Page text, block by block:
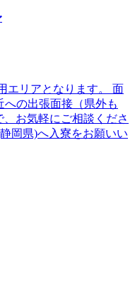
エリアとなります。 面
の出張面接（県外も
お気軽にご相談くださ
岡県)へ入寮をお願いい